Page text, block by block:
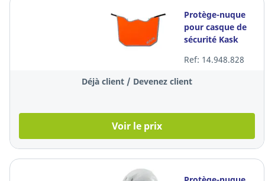
Protège-nuque
pour casque de
sécurité Kask
orange fluo, à
l'unité
Ref: 14.948.828
Déjà client / Devenez client
Voir le prix